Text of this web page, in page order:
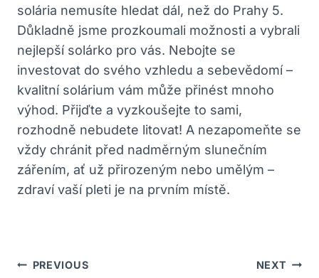
solária nemusíte ‍hledat dál,​ než do Prahy ‍5.
Důkladně⁢ jsme ‍prozkoumali ⁢možnosti a vybrali
⁤nejlepší solárko ​pro vás.⁣ Nebojte se
investovat do​ svého vzhledu a sebevědomí‍ –
kvalitní solárium vám ‌může přinést mnoho
výhod. Přijďte ⁤a⁣ vyzkoušejte to⁤ sami,​
rozhodně nebudete litovat! A nezapomeňte se
vždy‌ chránit před nadměrným slunečním
zářením, ať ⁣už přirozeným nebo umělým⁢ –
zdraví vaší pleti je‍ na prvním místě.
Navigace
PREVIOUS NEXT